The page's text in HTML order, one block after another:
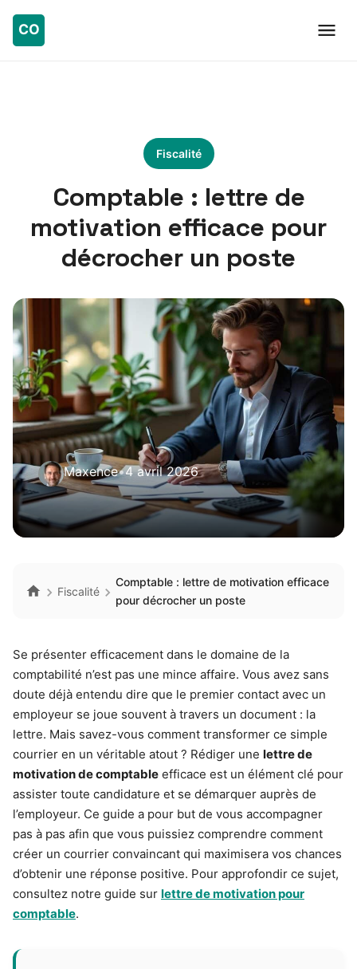
Fiscalité
Comptable : lettre de
motivation efficace pour
décrocher un poste
Maxence•4 avril 2026
Fiscalité
Comptable : lettre de motivation efficace
pour décrocher un poste
Se présenter efficacement dans le domaine de la
comptabilité n’est pas une mince affaire. Vous avez sans
doute déjà entendu dire que le premier contact avec un
employeur se joue souvent à travers un document : la
lettre. Mais savez-vous comment transformer ce simple
courrier en un véritable atout ? Rédiger une lettre de
motivation de comptable efficace est un élément clé pour
assister toute candidature et se démarquer auprès de
l’employeur. Ce guide a pour but de vous accompagner
pas à pas afin que vous puissiez comprendre comment
créer un courrier convaincant qui maximisera vos chances
d’obtenir une réponse positive. Pour approfondir ce sujet,
consultez notre guide sur lettre de motivation pour
comptable.